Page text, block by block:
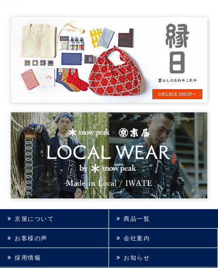
京屋について 商品一覧
お客様の声 会社案内
採用情報 お知らせ